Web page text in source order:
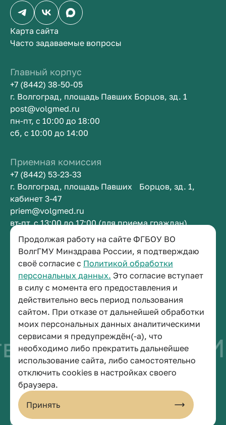
Продолжая работу на сайте ФГБОУ ВО
ВолгГМУ Минздрава России, я подтверждаю
своё согласие с Политикой обработки
персональных данных. Это согласие вступает
в силу с момента его предоставления и
действительно весь период пользования
сайтом. При отказе от дальнейшей обработки
моих персональных данных аналитическими
сервисами я предупреждён(-а), что
необходимо либо прекратить дальнейшее
использование сайта, либо самостоятельно
отключить cookies в настройках своего
браузера.
Принять
Карта сайта
Часто задаваемые вопросы
Главный корпус
+7 (8442) 38-50-05
г. Волгоград, площадь Павших Борцов, зд. 1
post@volgmed.ru
пн-пт, с 10:00 до 18:00
сб, с 10:00 до 14:00
Приемная комиссия
+7 (8442) 53-23-33
г. Волгоград, площадь Павших Борцов, зд. 1,
кабинет 3-47
priem@volgmed.ru
вт-пт, с 13:00 до 17:00 (для приема граждан)
Приемная ректора
+7 (8442) 38-50-05
г. Волгоград, площадь Павших Борцов, зд. 1,
кабинет 3-11
post@volgmed.ru
пн-пт, с 08.30 до 17.00 (перерыв с 12.30 до 13.00)
быть врачом
© 2026 Волгоградский государственный медицинский университет
Политика конфиденциальности
Политика по обработке персональных данных
Пользовательское соглашение